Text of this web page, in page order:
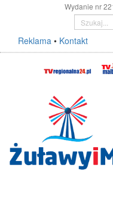
Wydanie nr
Reklama • Kontakt